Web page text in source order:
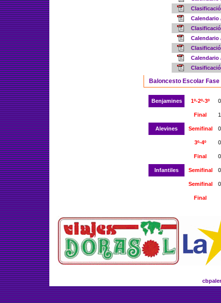
Calendario
Calendario
Calendario
Baloncesto Escolar Fase
Benjamines 1º-2º-3º
Final
Alevines Semifinal
3º-4º
Final
Infantiles Semifinal
Semifinal
Final